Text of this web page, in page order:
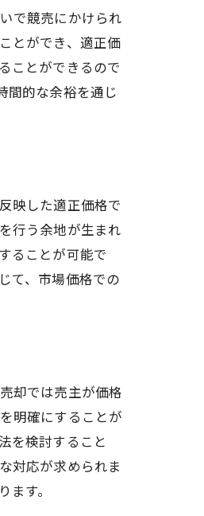
で競売にかけられ
とができ、適正価
ことができるので
間的な余裕を通じ
映した適正価格で
行う余地が生まれ
ることが可能で
て、市場価格での
却では売主が価格
明確にすることが
を検討すること
対応が求められま
す。